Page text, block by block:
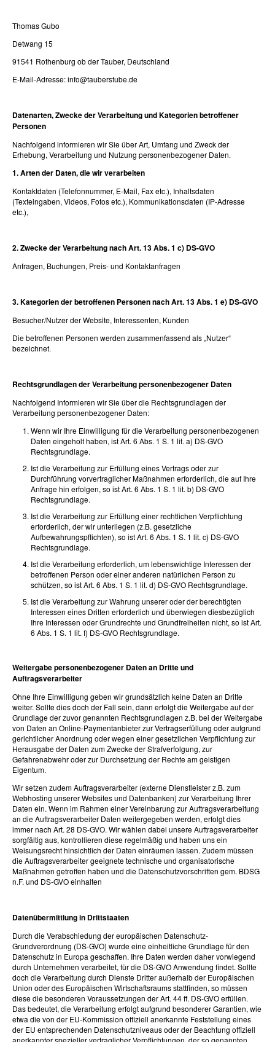
Thomas Gubo
Detwang 15
91541 Rothenburg ob der Tauber, Deutschland
E-Mail-Adresse: info@tauberstube.de
Datenarten, Zwecke der Verarbeitung und Kategorien betroffener
Personen
Nachfolgend informieren wir Sie über Art, Umfang und Zweck der
Erhebung, Verarbeitung und Nutzung personenbezogener Daten.
1. Arten der Daten, die wir verarbeiten
Kontaktdaten (Telefonnummer, E-Mail, Fax etc.), Inhaltsdaten
(Texteingaben, Videos, Fotos etc.), Kommunikationsdaten (IP-Adresse
etc.),
2. Zwecke der Verarbeitung nach Art. 13 Abs. 1 c) DS-GVO
Anfragen, Buchungen, Preis- und Kontaktanfragen
3. Kategorien der betroffenen Personen nach Art. 13 Abs. 1 e) DS-GVO
Besucher/Nutzer der Website, Interessenten, Kunden
Die betroffenen Personen werden zusammenfassend als „Nutzer“
bezeichnet.
Rechtsgrundlagen der Verarbeitung personenbezogener Daten
Nachfolgend Informieren wir Sie über die Rechtsgrundlagen der
Verarbeitung personenbezogener Daten:
Wenn wir Ihre Einwilligung für die Verarbeitung personenbezogenen
Daten eingeholt haben, ist Art. 6 Abs. 1 S. 1 lit. a) DS-GVO
Rechtsgrundlage.
Ist die Verarbeitung zur Erfüllung eines Vertrags oder zur
Durchführung vorvertraglicher Maßnahmen erforderlich, die auf Ihre
Anfrage hin erfolgen, so ist Art. 6 Abs. 1 S. 1 lit. b) DS-GVO
Rechtsgrundlage.
Ist die Verarbeitung zur Erfüllung einer rechtlichen Verpflichtung
erforderlich, der wir unterliegen (z.B. gesetzliche
Aufbewahrungspflichten), so ist Art. 6 Abs. 1 S. 1 lit. c) DS-GVO
Rechtsgrundlage.
Ist die Verarbeitung erforderlich, um lebenswichtige Interessen der
betroffenen Person oder einer anderen natürlichen Person zu
schützen, so ist Art. 6 Abs. 1 S. 1 lit. d) DS-GVO Rechtsgrundlage.
Ist die Verarbeitung zur Wahrung unserer oder der berechtigten
Interessen eines Dritten erforderlich und überwiegen diesbezüglich
Ihre Interessen oder Grundrechte und Grundfreiheiten nicht, so ist Art.
6 Abs. 1 S. 1 lit. f) DS-GVO Rechtsgrundlage.
Weitergabe personenbezogener Daten an Dritte und
Auftragsverarbeiter
Ohne Ihre Einwilligung geben wir grundsätzlich keine Daten an Dritte
weiter. Sollte dies doch der Fall sein, dann erfolgt die Weitergabe auf der
Grundlage der zuvor genannten Rechtsgrundlagen z.B. bei der Weitergabe
von Daten an Online-Paymentanbieter zur Vertragserfüllung oder aufgrund
gerichtlicher Anordnung oder wegen einer gesetzlichen Verpflichtung zur
Herausgabe der Daten zum Zwecke der Strafverfolgung, zur
Gefahrenabwehr oder zur Durchsetzung der Rechte am geistigen
Eigentum.
Wir setzen zudem Auftragsverarbeiter (externe Dienstleister z.B. zum
Webhosting unserer Websites und Datenbanken) zur Verarbeitung Ihrer
Daten ein. Wenn im Rahmen einer Vereinbarung zur Auftragsverarbeitung
an die Auftragsverarbeiter Daten weitergegeben werden, erfolgt dies
immer nach Art. 28 DS-GVO. Wir wählen dabei unsere Auftragsverarbeiter
sorgfältig aus, kontrollieren diese regelmäßig und haben uns ein
Weisungsrecht hinsichtlich der Daten einräumen lassen. Zudem müssen
die Auftragsverarbeiter geeignete technische und organisatorische
Maßnahmen getroffen haben und die Datenschutzvorschriften gem. BDSG
n.F. und DS-GVO einhalten
Datenübermittlung in Drittstaaten
Durch die Verabschiedung der europäischen Datenschutz-
Grundverordnung (DS-GVO) wurde eine einheitliche Grundlage für den
Datenschutz in Europa geschaffen. Ihre Daten werden daher vorwiegend
durch Unternehmen verarbeitet, für die DS-GVO Anwendung findet. Sollte
doch die Verarbeitung durch Dienste Dritter außerhalb der Europäischen
Union oder des Europäischen Wirtschaftsraums stattfinden, so müssen
diese die besonderen Voraussetzungen der Art. 44 ff. DS-GVO erfüllen.
Das bedeutet, die Verarbeitung erfolgt aufgrund besonderer Garantien, wie
etwa die von der EU-Kommission offiziell anerkannte Feststellung eines
der EU entsprechenden Datenschutzniveaus oder der Beachtung offiziell